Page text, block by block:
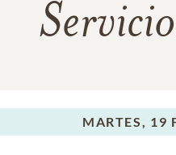
MARTES, 19